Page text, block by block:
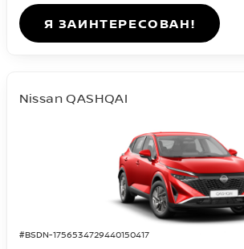
Я ЗАИНТЕРЕСОВАН!
#BSDN-1756534729440150417
Nissan QASHQAI